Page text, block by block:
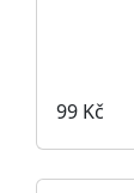
99 Kč